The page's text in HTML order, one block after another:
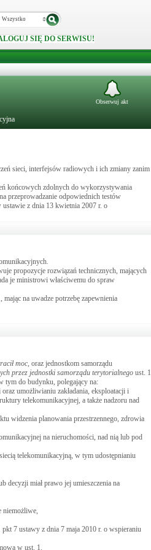
Wszystko
SIĘ DO SERWISU!
Obserwuj akt
sieci, interfejsów radiowych i ich zmiany zanim
końcowych zdolnych do wykorzystywania
przeprowadzanie odpowiednich testów
ustawie z dnia 13 kwietnia 2007 r. o
propozycje rozwiązań technicznych, mających
je ministrowi właściwemu do spraw
na uwadze potrzebę zapewnienia
moc, oraz jednostkom samorządu
przez jednostki samorządu terytorialnego ust. 1
tym do budynku, polegający na:
umożliwianiu zakładania, eksploatacji i
telekomunikacyjnej, a także nadzoru nad
widzenia planowania przestrzennego, zdrowia
na nieruchomości, nad nią lub pod
telekomunikacyjną, w tym udostępnianiu
decyzji miał prawo jej umieszczenia na
niemożliwe,
pkt 7 ustawy z dnia 7 maja 2010 r. o wspieraniu
w ust. 1.